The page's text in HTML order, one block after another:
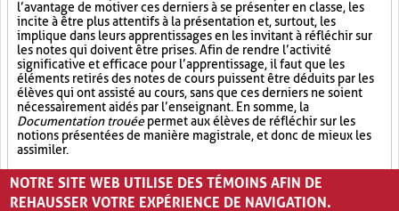
l’avantage de motiver ces derniers à se présenter en classe, les
incite à être plus attentifs à la présentation et, surtout, les
implique dans leurs apprentissages en les invitant à réfléchir sur
les notes qui doivent être prises. Afin de rendre l’activité
significative et efficace pour l’apprentissage, il faut que les
éléments retirés des notes de cours puissent être déduits par les
élèves qui ont assisté au cours, sans que ces derniers ne soient
nécessairement aidés par l’enseignant. En somme, la
Documentation trouéepermet aux élèves de réfléchir sur les
notions présentées de manière magistrale, et donc de mieux les
assimiler.
Synthèse (19) Réflexion individuelle (31)
NOTRE SITE WEB UTILISE DES TÉMOINS AFIN DE
REHAUSSER VOTRE EXPÉRIENCE DE NAVIGATION.